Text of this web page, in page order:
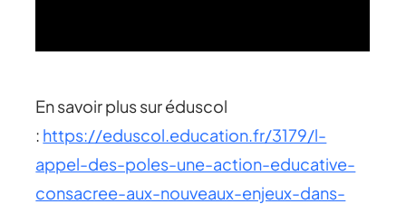
En savoir plus sur éduscol
: https://eduscol.education.fr/3179/l-
appel-des-poles-une-action-educative-
consacree-aux-nouveaux-enjeux-dans-